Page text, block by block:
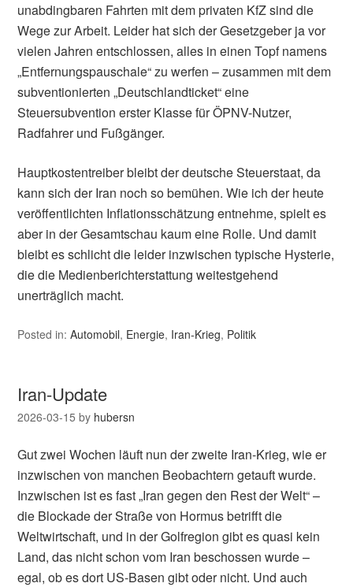
unabdingbaren Fahrten mit dem privaten KfZ sind die
Wege zur Arbeit. Leider hat sich der Gesetzgeber ja vor
vielen Jahren entschlossen, alles in einen Topf namens
„Entfernungspauschale“ zu werfen – zusammen mit dem
subventionierten „Deutschlandticket“ eine
Steuersubvention erster Klasse für ÖPNV-Nutzer,
Radfahrer und Fußgänger.
Hauptkostentreiber bleibt der deutsche Steuerstaat, da
kann sich der Iran noch so bemühen. Wie ich der heute
veröffentlichten Inflationsschätzung entnehme, spielt es
aber in der Gesamtschau kaum eine Rolle. Und damit
bleibt es schlicht die leider inzwischen typische Hysterie,
die die Medienberichterstattung weitestgehend
unerträglich macht.
Posted in:Automobil, Energie, Iran-Krieg, Politik
Iran-Update
2026-03-15 by hubersn
Gut zwei Wochen läuft nun der zweite Iran-Krieg, wie er
inzwischen von manchen Beobachtern getauft wurde.
Inzwischen ist es fast „Iran gegen den Rest der Welt“ –
die Blockade der Straße von Hormus betrifft die
Weltwirtschaft, und in der Golfregion gibt es quasi kein
Land, das nicht schon vom Iran beschossen wurde –
egal, ob es dort US-Basen gibt oder nicht. Und auch